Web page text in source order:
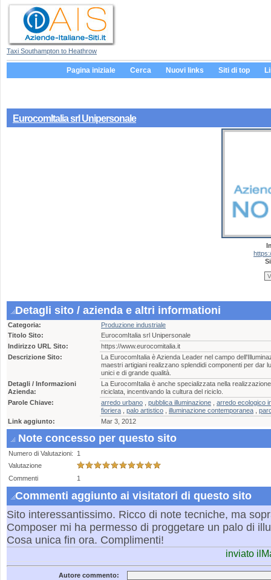
Taxi Southampton to Heathrow
Pagina iniziale Cerca Nuovi links Siti di top
EurocomItalia srl Unipersonale
Detagli sito / azienda e altri informationi
Categoria:
Produzione industriale
Titolo Sito:
EurocomItalia srl Unipersonale
Indirizzo URL Sito:
https://www.eurocomitalia.it
Descrizione Sito:
La EurocomItalia è Azienda Leader nel campo
maestri artigiani realizzano splendidi componenti per dar
unici e di grande qualità.
Detagli / Informazioni
Azienda:
La EurocomItalia è anche specializzata nella
riciclata, incentivando la cultura del riciclo.
Parole Chiave:
arredo urbano pubblica illuminazione
arredo ecologico
fioriera
palo artistico illuminazione contemporanea
Link aggiunto:
Mar 3, 2012
Note concesso per questo sito
Numero di Valutazioni:
1
Valutazione
Commenti
1
Commenti aggiunto ai visitatori di questo sito
Sito interessantissimo. Ricco di note tecniche, ma
Composer mi ha permesso di proggetare un palo di
Cosa unica fin ora. Complimenti!
inviato
Autore commento: